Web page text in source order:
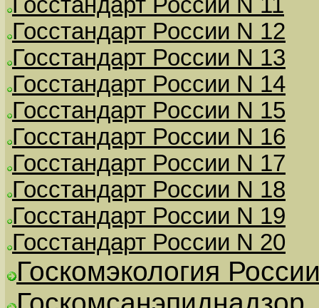
Госстандарт России N 12
Госстандарт России N 13
Госстандарт России N 14
Госстандарт России N 15
Госстандарт России N 16
Госстандарт России N 17
Госстандарт России N 18
Госстандарт России N 19
Госстандарт России N 20
Госкомэкология